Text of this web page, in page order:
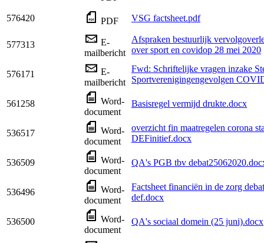
576420 PDF VSG factsheet.pdf
577313
E-
mailbericht
Afspraken bestuurlijk
over sport en covidop 28 mei 2020
576171
E-
mailbericht
Fwd: Schriftelijke vragen inzake
Sportverenigingengevolgen
561258
Word-
document
Basisregel vermijd drukte.docx
536517
Word-
document
overzicht fin maatregelen corona
DEFinitief.docx
536509
Word-
document
QA's PGB tbv
536496
Word-
document
Factsheet financiën in de zorg
def.docx
536500
Word-
document
QA's sociaal domein (25 juni).docx